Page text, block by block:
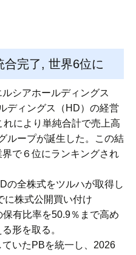
合完了, 世界6位に
シアホールディングス
ディングス（HD）の経営
により単純合計で売上高
ループが誕生した。この結
で６位にランキングされ
の全株式をツルハが取得し
に株式公開買い付け
保有比率を50.9％まで高め
形を取る。
いたPBを統一し、2026